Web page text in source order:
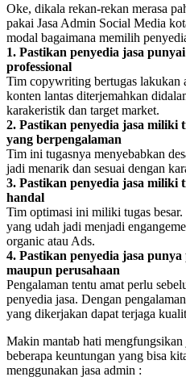
Oke, dikala rekan-rekan merasa
pakai Jasa Admin Social Media
modal bagaimana memilih
1. Pastikan penyedia jasa
professional
Tim copywriting bertugas lakukan
konten lantas diterjemahkan
karakeristik dan target market.
2. Pastikan penyedia jasa miliki
yang berpengalaman
Tim ini tugasnya menyebabkan
jadi menarik dan sesuai dengan
3. Pastikan penyedia jasa miliki
handal
Tim optimasi ini miliki tugas
yang udah jadi menjadi
organic atau Ads.
4. Pastikan penyedia jasa
maupun perusahaan
Pengalaman tentu amat perlu
penyedia jasa. Dengan
yang dikerjakan dapat terjaga
Makin mantab hati
beberapa keuntungan yang bisa
menggunakan jasa admin :